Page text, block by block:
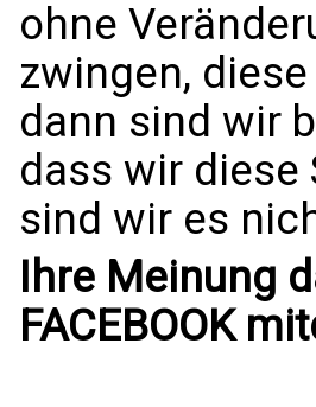
ohne
zwingen,
dann sind wir
dass wir diese
sind wir es
Ihre Meinung
FACEBOOK